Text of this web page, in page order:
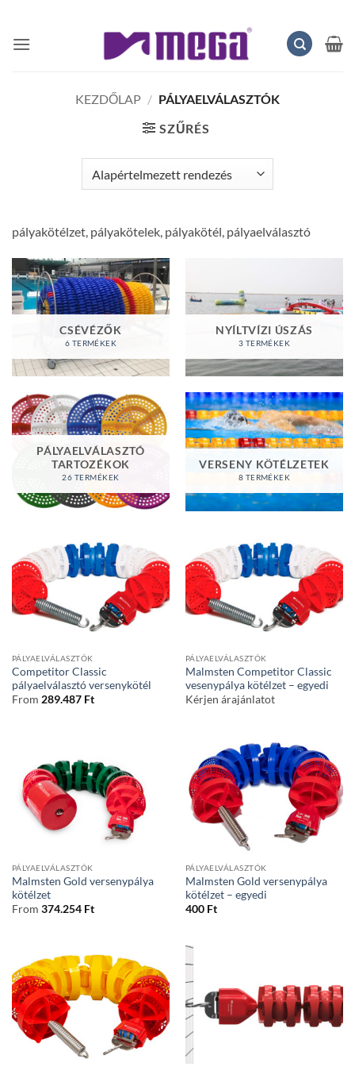
content
KEZDŐLAP / PÁLYAELVÁLASZTÓK
SZŰRÉS
pályakötélzet, pályakötelek, pályakötél, pályaelválasztó
CSÉVÉZŐK
6 TERMÉKEK
NYÍLTVÍZI ÚSZÁS
3 TERMÉKEK
PÁLYAELVÁLASZTÓ
TARTOZÉKOK
26 TERMÉKEK
VERSENY KÖTÉLZETEK
8 TERMÉKEK
PÁLYAELVÁLASZTÓK
Competitor Classic
pályaelválasztó versenykötél
From 289.487 Ft
PÁLYAELVÁLASZTÓK
Malmsten Competitor Classic
vesenypálya kötélzet – egyedi
Kérjen árajánlatot
PÁLYAELVÁLASZTÓK
Malmsten Gold versenypálya
kötélzet
From 374.254 Ft
PÁLYAELVÁLASZTÓK
Malmsten Gold versenypálya
kötélzet – egyedi
400 Ft